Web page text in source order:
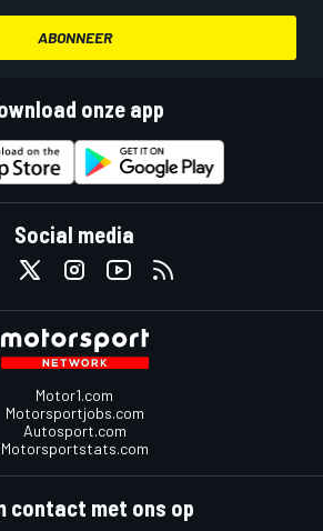
ABONNEER
onze app
Social media
Motor1.com
Motorsportjobs.com
Autosport.com
Motorsportstats.com
contact met ons op